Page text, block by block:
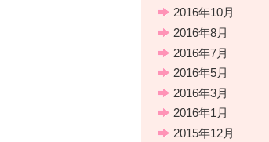
2016年10月
2016年8月
2016年7月
2016年5月
2016年3月
2016年1月
2015年12月